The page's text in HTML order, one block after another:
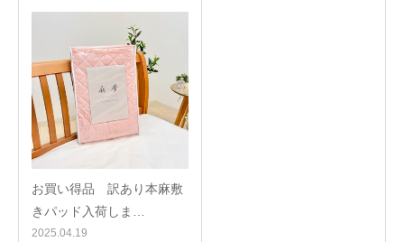
お買い得品 訳あり本麻敷
きパッド入荷しま…
2025.04.19